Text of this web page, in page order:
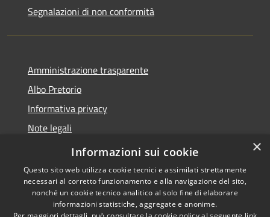
Segnalazioni di non conformità
Amministrazione trasparente
Albo Pretorio
Informativa privacy
Note legali
Dichiarazione di accessibilità
Copyright © 2026 • Città di
×
Informazioni sui cookie
Questo sito web utilizza cookie tecnici e assimilati strettamente
necessari al corretto funzionamento e alla navigazione del sito,
nonché un cookie tecnico analitico al solo fine di elaborare
informazioni statistiche, aggregate e anonime.